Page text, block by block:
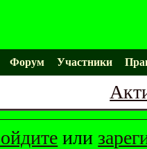
Форум Участники
или